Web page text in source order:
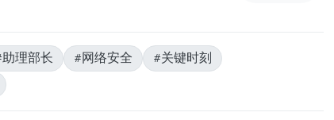
理部长 #网络安全
#关键时刻